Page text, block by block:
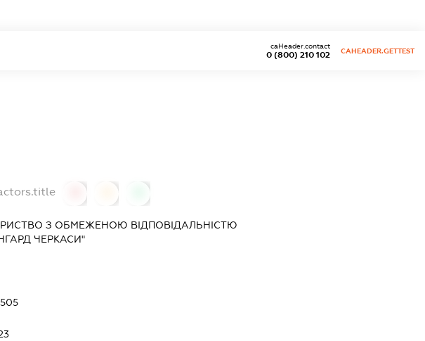
0 (800) 210 102
caHeader.contact
CAHEADER.GETTEST
З ОБМЕЖЕНОЮ ВІДПОВІДАЛЬНІСТЮ
ЧЕРКАСИ"